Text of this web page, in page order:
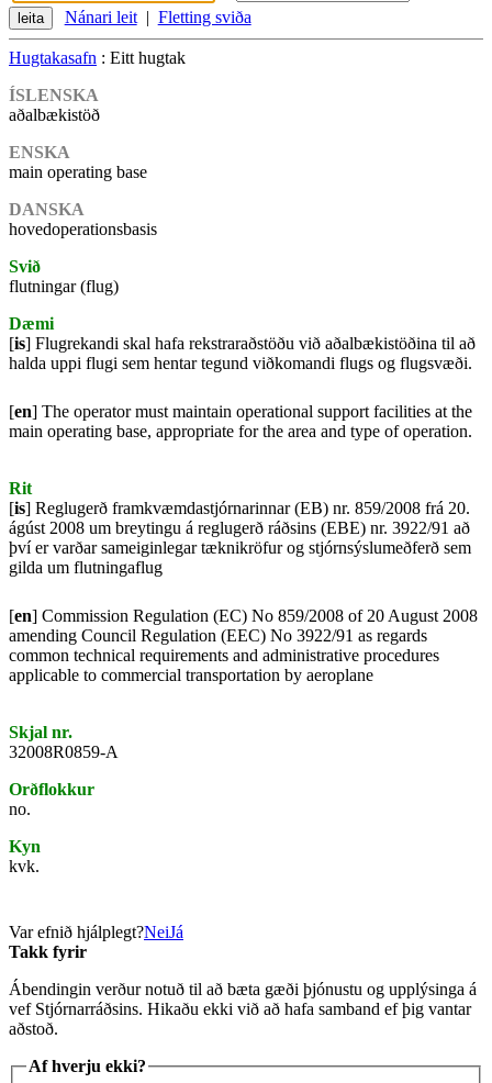
Nánari leit| Fletting sviða
Hugtakasafn : Eitt hugtak
ÍSLENSKA
aðalbækistöð
ENSKA
main operating base
DANSKA
hovedoperationsbasis
Svið
flutningar (flug)
Dæmi
[is] Flugrekandi skal hafa rekstraraðstöðu við aðalbækistöðina til að
halda uppi flugi sem hentar tegund viðkomandi flugs og flugsvæði.
[en] The operator must maintain operational support facilities at the
main operating base, appropriate for the area and type of operation.
Rit
[is] Reglugerð framkvæmdastjórnarinnar (EB) nr. 859/2008 frá 20.
ágúst 2008 um breytingu á reglugerð ráðsins (EBE) nr. 3922/91 að
því er varðar sameiginlegar tæknikröfur og stjórnsýslumeðferð sem
gilda um flutningaflug
[en] Commission Regulation (EC) No 859/2008 of 20 August 2008
amending Council Regulation (EEC) No 3922/91 as regards
common technical requirements and administrative procedures
applicable to commercial transportation by aeroplane
Skjal nr.
32008R0859-A
Orðflokkur
no.
Kyn
kvk.
Var efnið hjálplegt?NeiJá
Takk fyrir
Ábendingin verður notuð til að bæta gæði þjónustu og upplýsinga á
vef Stjórnarráðsins. Hikaðu ekki við að hafa samband ef þig vantar
aðstoð.
Af hverju ekki?